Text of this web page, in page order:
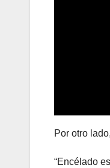
Por otro
“Encélado